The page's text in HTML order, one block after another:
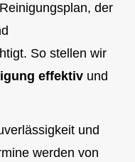
der
So stellen wir
effektivund
und
werden von